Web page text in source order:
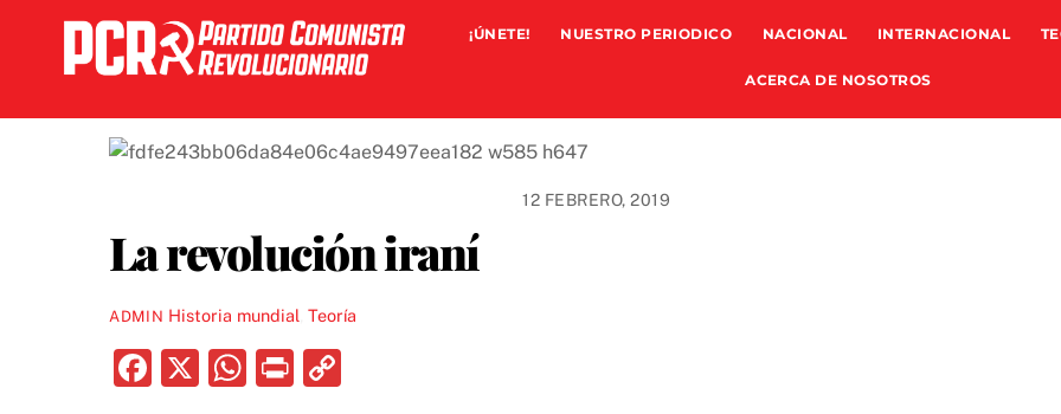
content
¡ÚNETE! NUESTRO PERIODICO NACIONAL INTERNACIONAL
ACERCA DE NOSOTROS
12 FEBRERO, 2019
La revolución iraní
ADMIN Historia mundial ,Teoría
F
X
W P